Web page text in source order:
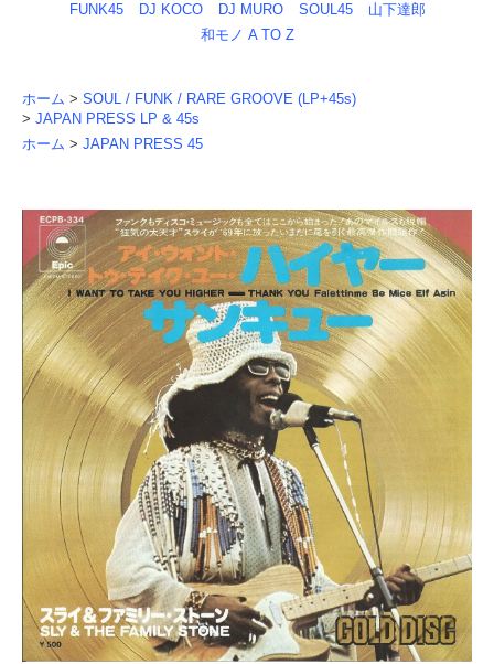
FUNK45 DJ KOCO DJ MURO SOUL45
山下達郎
和モノ A TO Z
ホーム > SOUL / FUNK / RARE GROOVE (LP+45s)
> JAPAN PRESS LP & 45s
ホーム > JAPAN PRESS 45